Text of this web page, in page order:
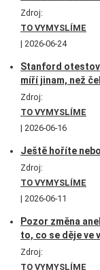
Zdroj:
TO VYMYSLÍME
2026-06-24
Stanford
míří jinam, než
Zdroj:
TO VYMYSLÍME
2026-06-16
Ještě hoříte
Zdroj:
TO VYMYSLÍME
2026-06-11
Pozor změna
to, co se děje ve
Zdroj:
TO VYMYSLÍME